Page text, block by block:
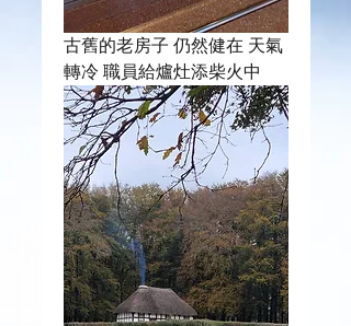
古舊的老房子 仍然健在 天氣
轉冷 職員給爐灶添柴火中